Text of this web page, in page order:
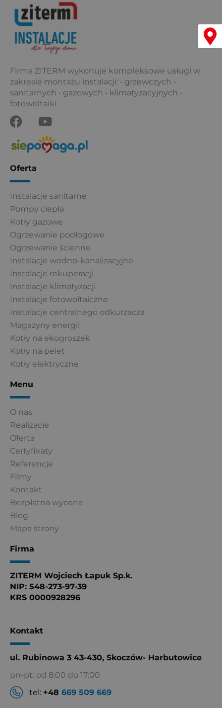
Firma ZITERM wykonuje kompleksowe usługi w
zakresie montażu instalacji: • grzewczych •
sanitarnych • gazowych • klimatyzacyjnych •
fotowoltaiki
F
a
c
e
b
o
k
Y
o
u
t
Oferta
Instalacje sanitarne
Pompy ciepła
Kotły gazowe
Ogrzewanie podłogowe
Ogrzewanie ścienne
Instalacje wodno-kanalizacyjne
Instalacje rekuperacji
Instalacje klimatyzacji
Instalacje fotowoltaiczne
Instalacje centralnego odkurzacza
Magazyny energii
Kotły na ekogroszek
Kotły na pelet
Kotły elektryczne
Menu
O nas
Realizacje
Oferta
Certyfikaty
Referencje
Filmy
Kontakt
Bezpłatna wycena
Blog
Mapa strony
Firma
ZITERM Wojciech Łapuk Sp.k.
NIP: 548-273-97-39
KRS 0000928296
Kontakt
ul. Rubinowa 3 43-430, Skoczów- Harbutowice
pn-pt: od 8:00 do 17:00
tel: +48 669 509 669
Menu